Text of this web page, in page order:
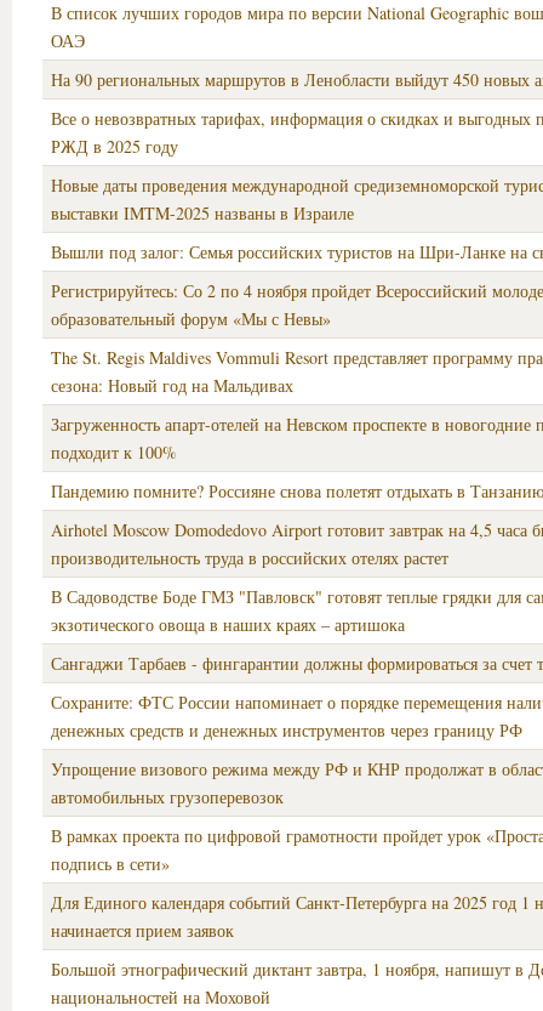
В список лучших городов мира по версии National Geographic
ОАЭ
На 90 региональных маршрутов в Ленобласти выйдут 450 новых
Все о невозвратных тарифах, информация о скидках и выгодных
РЖД в 2025 году
Новые даты проведения международной средиземноморской
выставки IMTM-2025 названы в Израиле
Вышли под залог: Семья российских туристов на Шри-Ланке на
Регистрируйтесь: Со 2 по 4 ноября пройдет Всероссийский
образовательный форум «Мы с Невы»
The St. Regis Maldives Vommuli Resort представляет программу
сезона: Новый год на Мальдивах
Загруженность апарт-отелей на Невском проспекте в новогодние
подходит к 100%
Пандемию помните? Россияне снова полетят отдыхать в Танзанию
Airhotel Moscow Domodedovo Airport готовит завтрак на 4,5 часа
производительность труда в российских отелях растет
В Садоводстве Боде ГМЗ "Павловск" готовят теплые грядки для
экзотического овоща в наших краях – артишока
Сангаджи Тарбаев - фингарантии должны формироваться за счет
Сохраните: ФТС России напоминает о порядке перемещения
денежных средств и денежных инструментов через границу РФ
Упрощение визового режима между РФ и КНР продолжат в
автомобильных грузоперевозок
В рамках проекта по цифровой грамотности пройдет урок
подпись в сети»
Для Единого календаря событий Санкт‑Петербурга на 2025 год 1
начинается прием заявок
Большой этнографический диктант завтра, 1 ноября, напишут в
национальностей на Моховой